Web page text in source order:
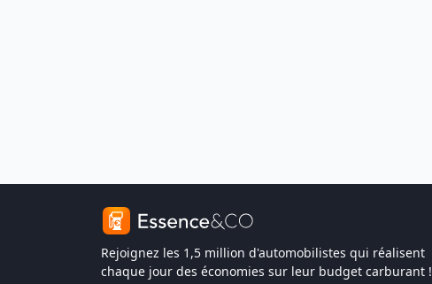
Rejoignez les 1,5 million d'automobilistes qui réalisent
chaque jour des économies sur leur budget carburant !